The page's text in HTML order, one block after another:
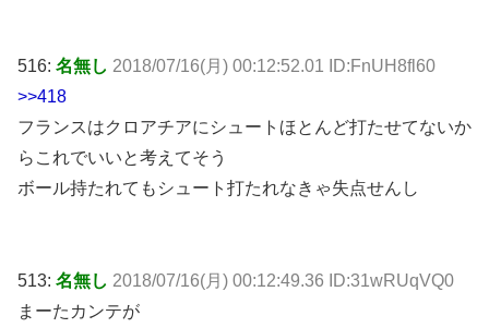
516: 名無し 2018/07/16(月) 00:12:52.01 ID:FnUH8fl60
>>418
フランスはクロアチアにシュートほとんど打たせてないか
らこれでいいと考えてそう
ボール持たれてもシュート打たれなきゃ失点せんし
513: 名無し 2018/07/16(月) 00:12:49.36 ID:31wRUqVQ0
まーたカンテが